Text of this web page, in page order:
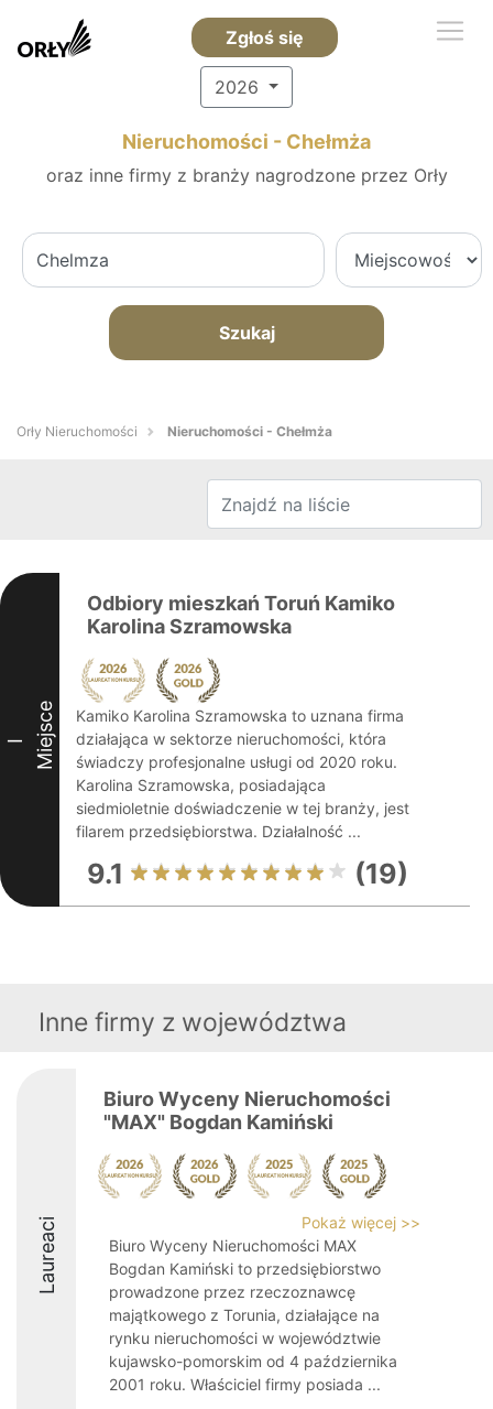
Zgłoś się
2026
Nieruchomości - Chełmża
oraz inne firmy z branży nagrodzone przez Orły
Szukaj
Orły Nieruchomości Nieruchomości - Chełmża
I Miejsce
Odbiory mieszkań Toruń Kamiko
Karolina Szramowska
Kamiko Karolina Szramowska to uznana firma
działająca w sektorze nieruchomości, która
świadczy profesjonalne usługi od 2020 roku.
Karolina Szramowska, posiadająca
siedmioletnie doświadczenie w tej branży, jest
filarem przedsiębiorstwa. Działalność ...
9.1 (19)
Inne firmy z województwa
Laureaci
Biuro Wyceny Nieruchomości
"MAX" Bogdan Kamiński
Pokaż więcej >>
Biuro Wyceny Nieruchomości MAX
Bogdan Kamiński to przedsiębiorstwo
prowadzone przez rzeczoznawcę
majątkowego z Torunia, działające na
rynku nieruchomości w województwie
kujawsko-pomorskim od 4 października
2001 roku. Właściciel firmy posiada ...